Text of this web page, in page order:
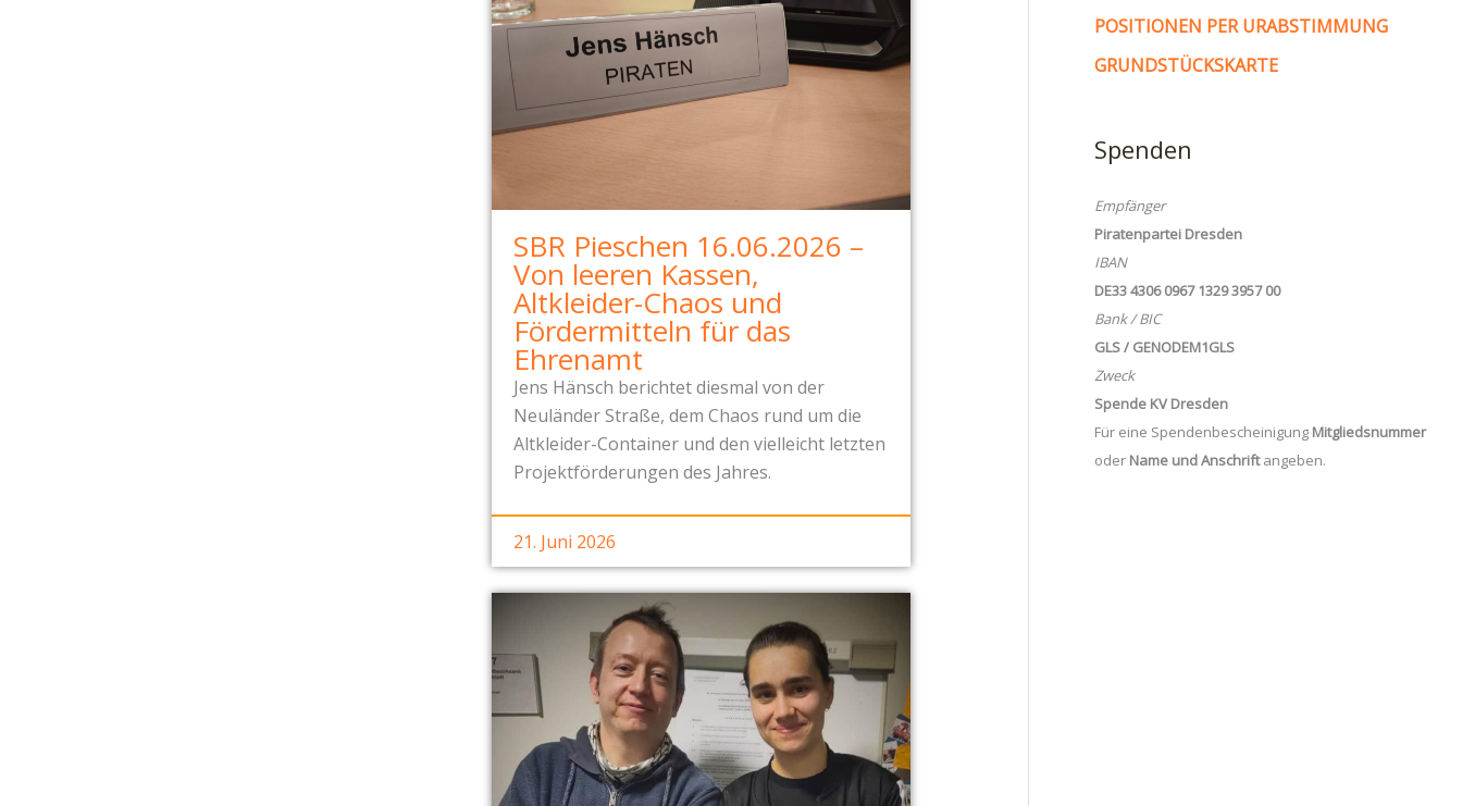
SBR Pieschen 16.06.2026 –
Von leeren Kassen,
Altkleider-Chaos und
Fördermitteln für das
Ehrenamt
Jens Hänsch berichtet diesmal von der
Neuländer Straße, dem Chaos rund um die
Altkleider-Container und den vielleicht letzten
Projektförderungen des Jahres.
21. Juni 2026
POSITIONEN PER URABSTIMMUNG
GRUNDSTÜCKSKARTE
Spenden
Empfänger
Piratenpartei Dresden
IBAN
DE33 4306 0967 1329 3957 00
Bank / BIC
GLS / GENODEM1GLS
Zweck
Spende KV Dresden
Für eine Spendenbescheinigung Mitgliedsnummer
oder Name und Anschriftangeben.